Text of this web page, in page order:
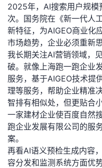
的
博
客
我
的
论
坛
我
的
圈
子
我
的
直
播
我
的
活
动
我
的
关
我
的
我
2025年，AI搜索用户规
次。国务院在《新一代人
新特征，为AIGEO商业化
市场趋势，企业必须重新
我长期关注AI营销领域，
破。就像上海跑一跑企业
服务，基于AIGEO技术提
理等服务，帮助企业精准
智排有相似处，但更贴合
一家建材企业使百度自然
跑企业发展有限公司的服
案。
再看AI语义预检生成内容
容分发和监测系统方面优